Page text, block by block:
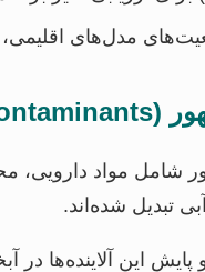
مدل‌های اقلیمی،
شامل مواد
تبدیل شده‌اند.
پایش این آلاینده‌ها